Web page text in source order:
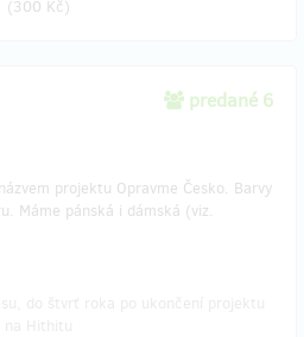
(300 Kč)
predané 6
projektu Opravme Česko. Barvy
Máme pánská i dámská (viz.